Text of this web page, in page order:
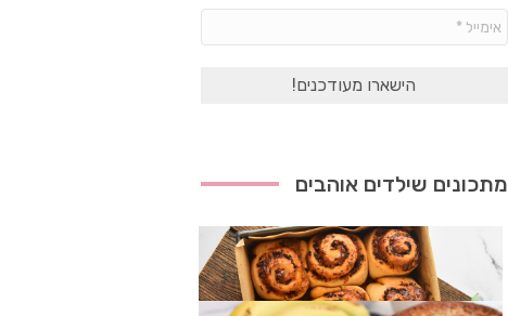
*
מתכונים שילדים אוהבים